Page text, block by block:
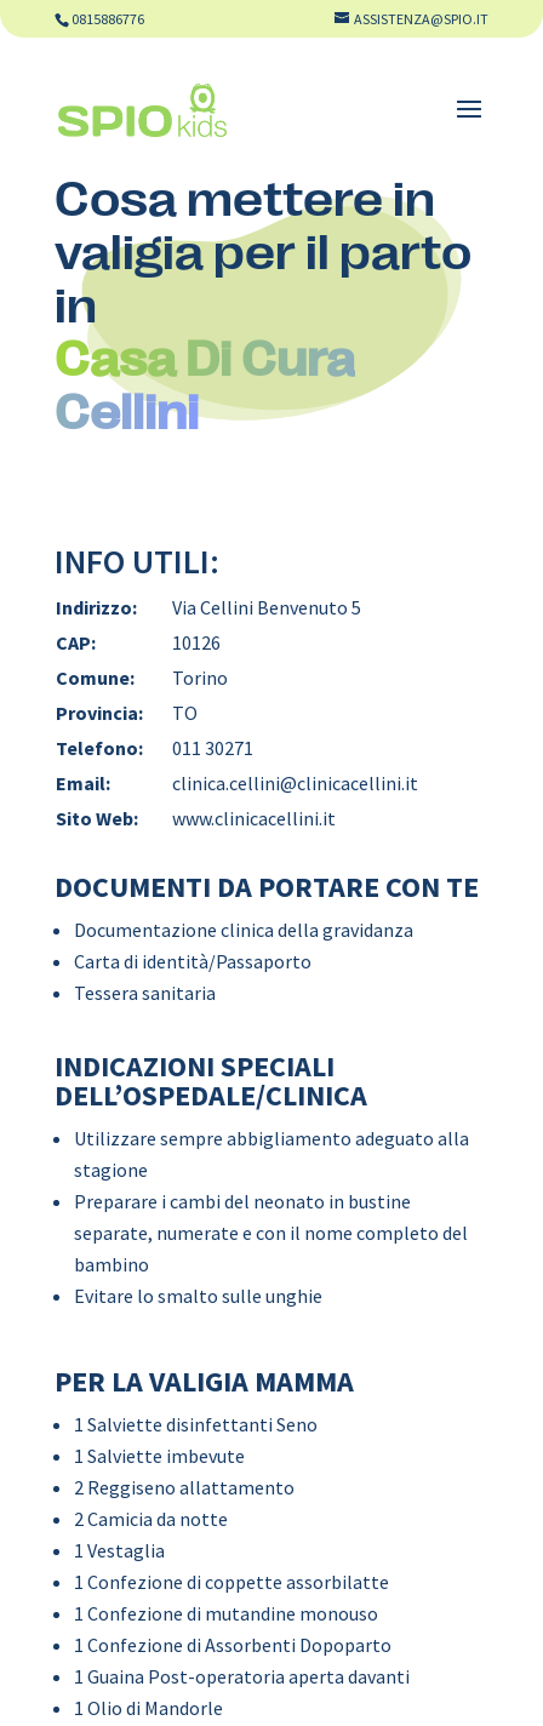
0815886776 ASSISTENZA@SPIO.IT
Cosa mettere in
valigia per il parto
in
Casa Di Cura
Cellini
INFO UTILI:
Indirizzo:
Via Cellini Benvenuto 5
CAP:
10126
Comune:
Torino
Provincia:
TO
Telefono:
011 30271
Email:
clinica.cellini@clinicacellini.it
Sito Web:
www.clinicacellini.it
DOCUMENTI DA PORTARE CON TE
Documentazione clinica della gravidanza
Carta di identità/Passaporto
Tessera sanitaria
INDICAZIONI SPECIALI
DELL’OSPEDALE/CLINICA
Utilizzare sempre abbigliamento adeguato alla
stagione
Preparare i cambi del neonato in bustine
separate, numerate e con il nome completo del
bambino
Evitare lo smalto sulle unghie
PER LA VALIGIA MAMMA
1 Salviette disinfettanti Seno
1 Salviette imbevute
2 Reggiseno allattamento
2 Camicia da notte
1 Vestaglia
1 Confezione di coppette assorbilatte
1 Confezione di mutandine monouso
1 Confezione di Assorbenti Dopoparto
1 Guaina Post-operatoria aperta davanti
1 Olio di Mandorle